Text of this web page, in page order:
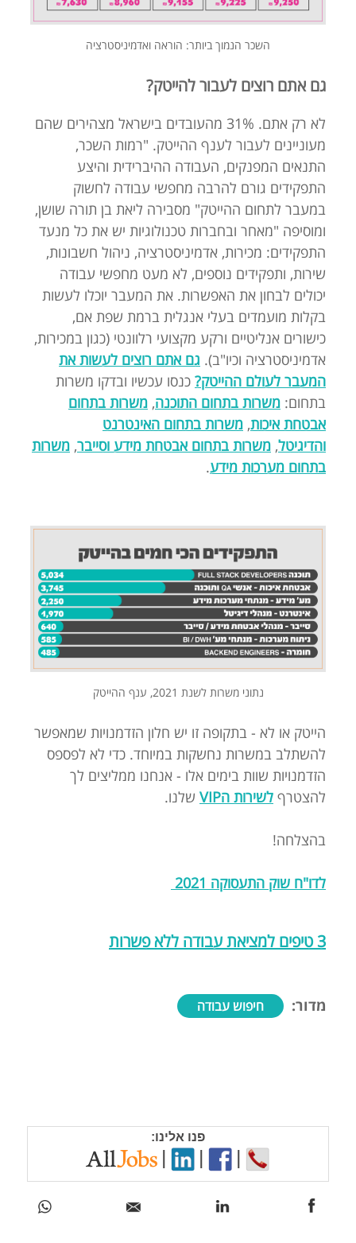
השכר הנמוך ביותר: הוראה ואדמיניסטרציה
גם אתם רוצים לעבור להייטק?
לא רק אתם. 31% מהעובדים בישראל מצהירים שהם
מעוניינים לעבור לענף ההייטק. "רמות השכר,
התנאים המפנקים, העבודה ההיברידית והיצע
התפקידים גורם להרבה מחפשי עבודה לחשוק
במעבר לתחום ההייטק" מסבירה ליאת בן תורה שושן,
ומוסיפה "מאחר ובחברות טכנולוגיות יש את כל מנעד
התפקידים: מכירות, אדמיניסטרציה, ניהול חשבונות,
שירות, ותפקידים נוספים, לא מעט מחפשי עבודה
יכולים לבחון את האפשרות. את המעבר יוכלו לעשות
בקלות מועמדים בעלי אנגלית ברמת שפת אם,
כישורים אנליטיים ורקע מקצועי רלוונטי (כגון במכירות,
אדמיניסטרציה וכיו"ב). גם אתם רוצים לעשות את
המעבר לעולם ההייטק? כנסו עכשיו ובדקו משרות
בתחום: משרות בתחום התוכנה, משרות בתחום
אבטחת איכות, משרות בתחום האינטרנט
והדיגיטל, משרות בתחום אבטחת מידע וסייבר, משרות
בתחום מערכות מידע.
נתוני משרות לשנת 2021, ענף ההייטק
הייטק או לא - בתקופה זו יש חלון הזדמנויות שמאפשר
להשתלב במשרות נחשקות במיוחד. כדי לא לפספס
הזדמנויות שוות בימים אלו - אנחנו ממליצים לך
להצטרף לשירות הVIP שלנו.
בהצלחה!
לדו"ח שוק התעסוקה 2021
3 טיפים למציאת עבודה ללא פשרות
מדור: חיפוש עבודה
פנו אלינו:
|
|
|